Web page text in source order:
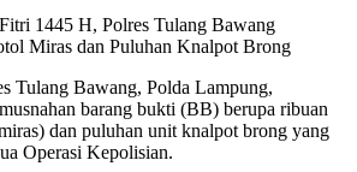
1445 H, Polres Tulang Bawang
Miras dan Puluhan Knalpot Brong
Tulang Bawang, Polda Lampung,
barang bukti (BB) berupa ribuan
dan puluhan unit knalpot brong yang
Operasi Kepolisian.